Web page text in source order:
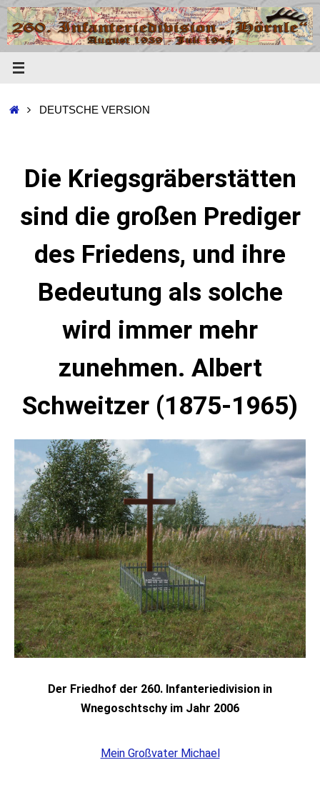
DEUTSCHE VERSION
Die Kriegsgräberstätten
sind die großen Prediger
des Friedens, und ihre
Bedeutung als solche
wird immer mehr
zunehmen. Albert
Schweitzer (1875-1965)
Der Friedhof der 260. Infanteriedivision in
Wnegoschtschy im Jahr 2006
Mein Großvater Michael